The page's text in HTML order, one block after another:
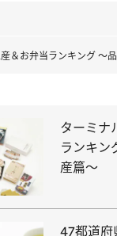
＆お弁当ランキング ～
ターミナ
ランキン
産篇～
47都道府